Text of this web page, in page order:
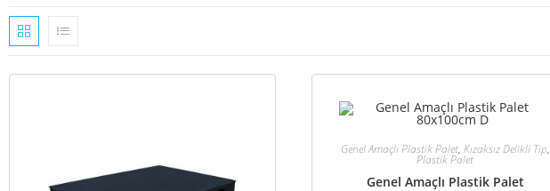
Genel Amaçlı Plastik Palet, Kızaksız Delikli Tip,
Plastik Palet
Genel Amaçlı Plastik Palet